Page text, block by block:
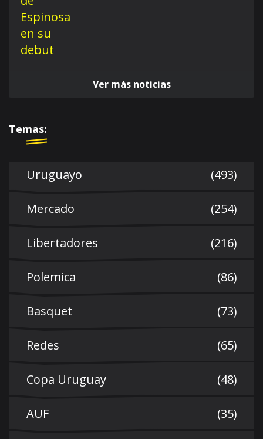
Ver más noticias
Temas:
Uruguayo (493)
Mercado (254)
Libertadores (216)
Polemica (86)
Basquet (73)
Redes (65)
Copa Uruguay (48)
AUF (35)